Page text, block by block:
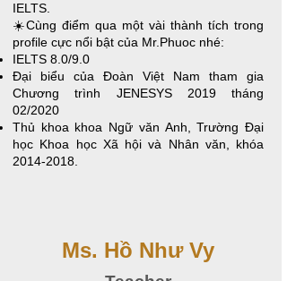
IELTS.
☀️Cùng điểm qua một vài thành tích trong
profile cực nổi bật của Mr.Phuoc nhé:
IELTS 8.0/9.0​
Đại biểu của Đoàn Việt Nam tham gia
Chương trình JENESYS 2019 tháng
02/2020
Thủ khoa khoa Ngữ văn Anh, Trường Đại
học Khoa học Xã hội và Nhân văn, khóa
2014-2018
​Ms. Hồ Như Vy